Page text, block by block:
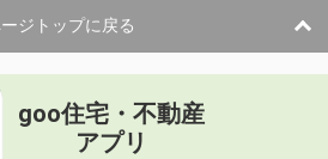
ジトップに戻る
goo住宅・不動産
アプリ